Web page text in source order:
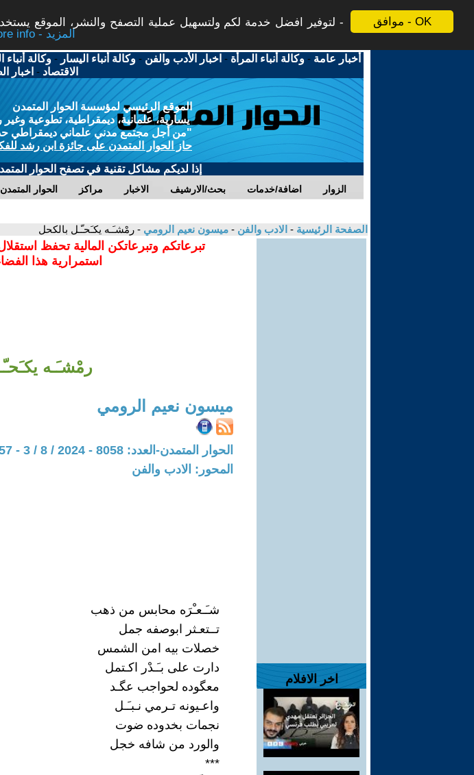
موافق - OK
لتوفير افضل خدمة لكم ولتسهيل عملية التصفح والنشر، الموقع
More info - المزيد
أخبار عامة -وكالة أنباء المرأة - اخبار الأدب والفن -وكالة أنباء اليسار -وكالة أنباء
الاقتصاد - اخبار
الموقع الرئيسي لمؤسسة الحوار المتمدن
يسارية، علمانية، ديمقراطية، تطوعية وغير
"من أجل مجتمع مدني علماني ديمقراطي
حاز الحوار المتمدن على جائزة ابن رشد
إذا لديكم مشاكل تقنية في تصفح الحوار
الحوار المتمدن مراكز الاخبار بحث/الارشيف اضافة/خدمات الزوار
الصفحة الرئيسية - الادب والفن - ميسون نعيم الرومي - رمْشـَـه يكـَحـّـل بالكحل
اخر الافلام
تبرعاتكم وتبرعاتكن المالية تحفظ
استمرارية هذا
رمْشـَـه
ميسون نعيم الرومي
الحوار المتمدن-العدد: 8058 - 2024 / 8 / 3 - 02:57
المحور: الادب والفن
شـَـعـْرَه محابس من ذهب
تــتعـثر ابوصفه جمل
خصلات بيه امن الشمس
دارت على بـَـدْر اكـتمل
معگوده لحواجب عگـد
واعـيونه تـرمي نـبـَـل
نجمات بخدوده ضوت
والورد من شافه خجل
***